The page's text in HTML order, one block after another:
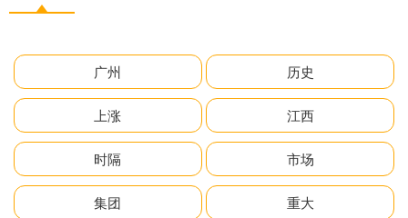
广州 历史
上涨 江西
时隔 市场
集团 重大